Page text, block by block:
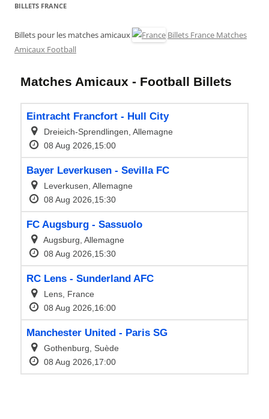
BILLETS FRANCE
Billets pour les matches amicaux
Billets France Matches
Amicaux Football